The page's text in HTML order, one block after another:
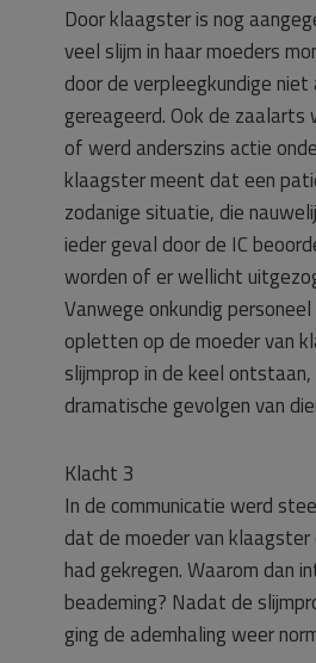
Door klaagster is nog
veel slijm in haar moeders
door de verpleegkundige
gereageerd. Ook de zaalarts
of werd anderszins actie
klaagster meent dat een
zodanige situatie, die
ieder geval door de IC
worden of er wellicht
Vanwege onkundig
opletten op de moeder van
slijmprop in de keel
dramatische gevolgen van
Klacht 3
In de communicatie werd
dat de moeder van
had gekregen. Waarom dan
beademing? Nadat de
ging de ademhaling weer